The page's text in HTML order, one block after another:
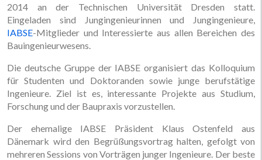
2014 an der Technischen Universität Dresden statt.
Eingeladen sind Jungingenieurinnen und Jungingenieure,
IABSE-Mitglieder und Interessierte aus allen Bereichen des
Bauingenieurwesens.
Die deutsche Gruppe der IABSE organisiert das Kolloquium
für Studenten und Doktoranden sowie junge berufstätige
Ingenieure. Ziel ist es, interessante Projekte aus Studium,
Forschung und der Baupraxis vorzustellen.
Der ehemalige IABSE Präsident Klaus Ostenfeld aus
Dänemark wird den Begrüßungsvortrag halten, gefolgt von
mehreren Sessions von Vorträgen junger Ingenieure. Der beste